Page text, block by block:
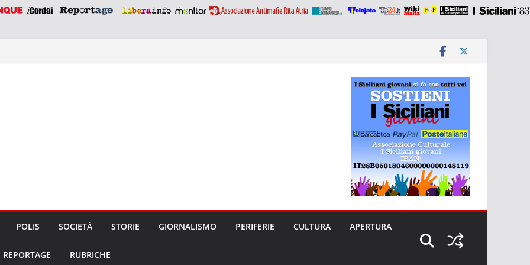
POLIS SOCIETÀ STORIE GIORNALISMO PERIFERIE CULTURA APERTURA
REPORTAGE RUBRICHE